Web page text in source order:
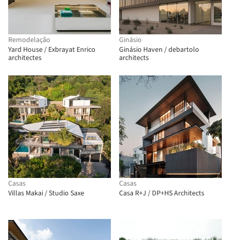
Remodelação
Yard House / Exbrayat Enrico
architectes
Ginásio
Ginásio Haven / debartolo
architects
Casas
Villas Makai / Studio Saxe
Casas
Casa R+J / DP+HS Architects